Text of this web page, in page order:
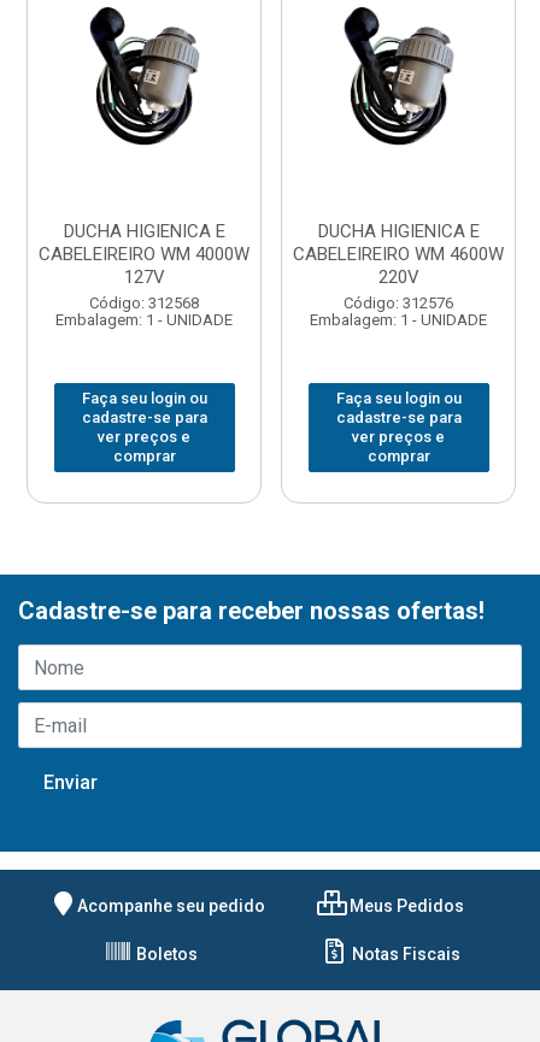
DUCHA HIGIENICA E
CABELEIREIRO WM 4000W
127V
Código: 312568
Embalagem: 1 - UNIDADE
Faça seu login ou
cadastre-se para
ver preços e
comprar
DUCHA HIGIENICA E
CABELEIREIRO WM 4600W
220V
Código: 312576
Embalagem: 1 - UNIDADE
Faça seu login ou
cadastre-se para
ver preços e
comprar
Cadastre-se para receber nossas ofertas!
Acompanhe seu pedido Meus Pedidos
Boletos Notas Fiscais